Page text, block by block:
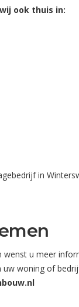
ook thuis in:
in
wenst u meer
woning of